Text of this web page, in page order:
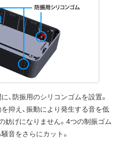
、防振用のシリコンゴムを設置。
抑え、振動により発生する音を低
妨げになりません。4つの制振ゴム
音をさらにカット。